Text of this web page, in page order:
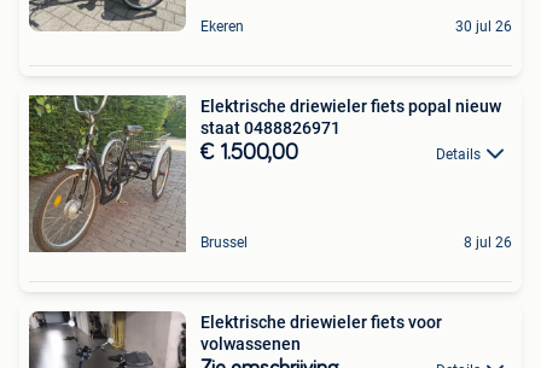
Ekeren 30 jul 26
Elektrische driewieler fiets popal nieuw
staat 0488826971
€ 1.500,00 Details
Brussel 8 jul 26
Elektrische driewieler fiets voor
volwassenen